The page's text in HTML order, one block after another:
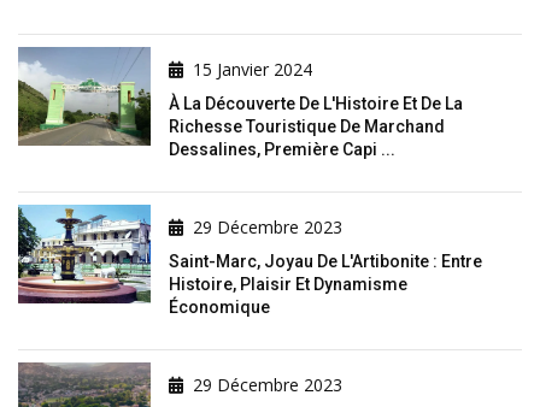
15 Janvier 2024
À La Découverte De L'Histoire Et De La
Richesse Touristique De Marchand
Dessalines, Première Capi ...
29 Décembre 2023
Saint-Marc, Joyau De L'Artibonite : Entre
Histoire, Plaisir Et Dynamisme
Économique
29 Décembre 2023